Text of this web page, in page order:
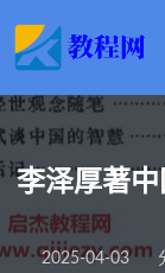
李泽厚著
2025-04-03